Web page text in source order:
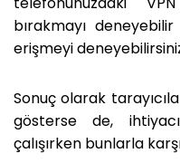
bırakmayı
erişmeyi
Sonuç olarak
gösterse de,
çalışırken bunlarla